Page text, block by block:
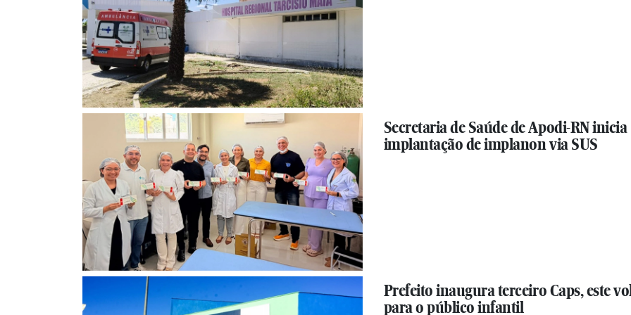
Secretaria de Saúde de Apodi-RN inicia
implantação de implanon via SUS
Prefeito inaugura terceiro Caps, este
para o público infantil